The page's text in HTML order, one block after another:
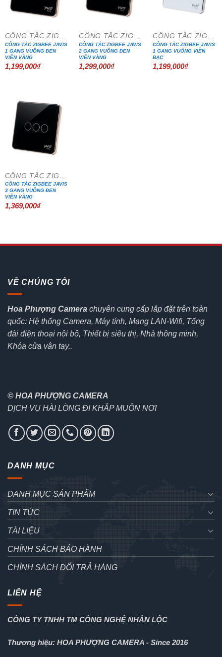
CÔNG TẮC ZIGBEE VUÔNG
CÔNG TẮC ZIGBEE JAVIS
1 GANG VUÔNG ĐEN
VIỀN VÀNG
1,199,000₫
CÔNG TẮC ZIGBEE VUÔNG
CÔNG TẮC ZIGBEE JAVIS
2 GANG VUÔNG ĐEN
VIỀN VÀNG
1,299,000₫
CÔNG TẮC ZIGBEE VUÔNG
CÔNG TẮC ZIGBEE JAVIS
1 GANG VUÔNG VIỀN
BẠC
1,199,000₫
CÔNG TẮC ZIGBEE JAVIS
3 GANG VUÔNG ĐEN
VIỀN VÀNG
1,369,000₫
VỀ CHÚNG TÔI
Hoa Phượng Camera chuyên cung cấp lắp đặt trên toàn
quốc: Hệ thống Camera, Máy tính, Mạng LAN-Wifi, Tổng
đài điện thoại nội bộ, Thiết bị siêu thị, Nhà thông minh,
Khóa cửa vân tay..
© HOA PHƯỢNG CAMERA
DỊCH VỤ HÀI LÒNG ĐI KHẮP MUÔN NƠI
DANH MỤC
DANH MỤC SẢN PHẨM
TIN TỨC
TÀI LIỆU
CHÍNH SÁCH BẢO HÀNH
CHÍNH SÁCH ĐỔI TRẢ HÀNG
LIÊN HỆ
CÔNG TY TNHH TM CÔNG NGHỆ NHÂN LỘC
Thương hiệu: HOA PHƯỢNG CAMERA - Since 2016